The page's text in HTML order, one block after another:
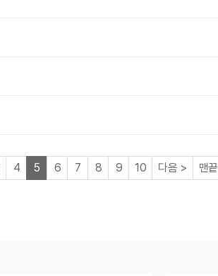
이지
4페이지열린
5페이지
6페이지
7페이지
8페이지
9페이지
10페이지
다음 페이지
> 맨끝